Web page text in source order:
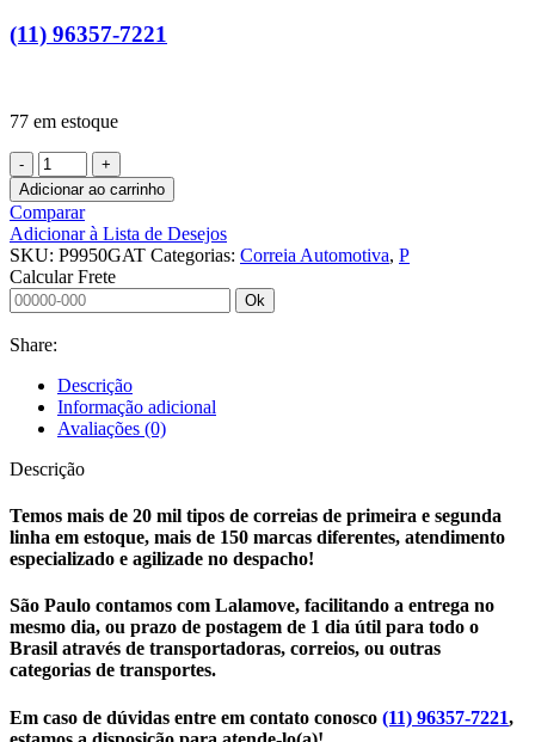
(11) 96357-7221
77 em estoque
CORREIA
AUTOMOTIVA
P
9950
GATES
N
quantidade
Adicionar ao carrinho
Comparar
Adicionar à Lista de Desejos
SKU: P9950GAT Categorias: Correia Automotiva, P
Calcular Frete
Ok
Share:
Descrição
Informação adicional
Avaliações (0)
Descrição
Temos mais de 20 mil tipos de correias de primeira e segunda
linha em estoque, mais de 150 marcas diferentes, atendimento
especializado e agilizade no despacho!
São Paulo contamos com Lalamove, facilitando a entrega no
mesmo dia, ou prazo de postagem de 1 dia útil para todo o
Brasil através de transportadoras, correios, ou outras
categorias de transportes.
Em caso de dúvidas entre em contato conosco (11) 96357-7221,